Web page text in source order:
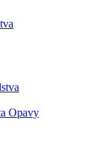
Opavy